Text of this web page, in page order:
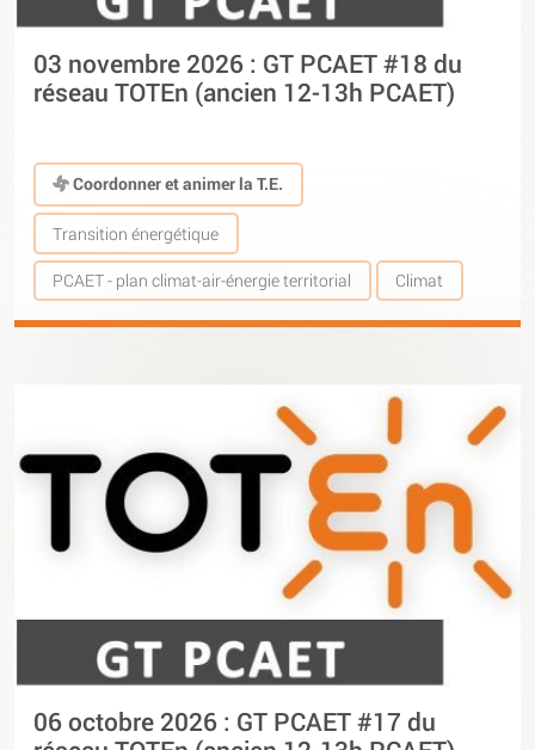
03 novembre 2026 : GT PCAET #18 du
réseau TOTEn (ancien 12-13h PCAET)
Coordonner et animer la T.E.
Transition énergétique
PCAET - plan climat-air-énergie territorial Climat
06 octobre 2026 : GT PCAET #17 du